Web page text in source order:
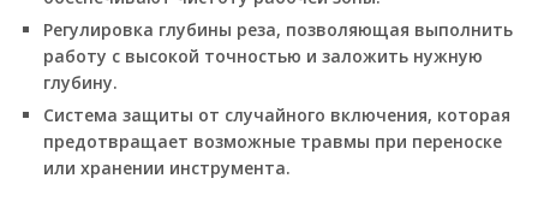
Регулировка глубины реза, позволяющая выполнить
работу с высокой точностью и заложить нужную
глубину.
Система защиты от случайного включения, которая
предотвращает возможные травмы при переноске
или хранении инструмента.